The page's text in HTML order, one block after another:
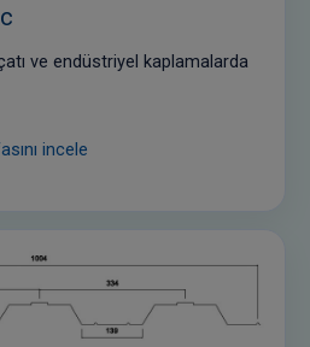
ve endüstriyel kaplamalarda
incele